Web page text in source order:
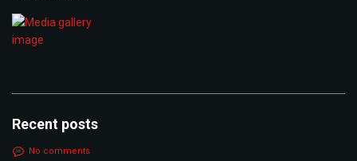
Recent posts
No comments